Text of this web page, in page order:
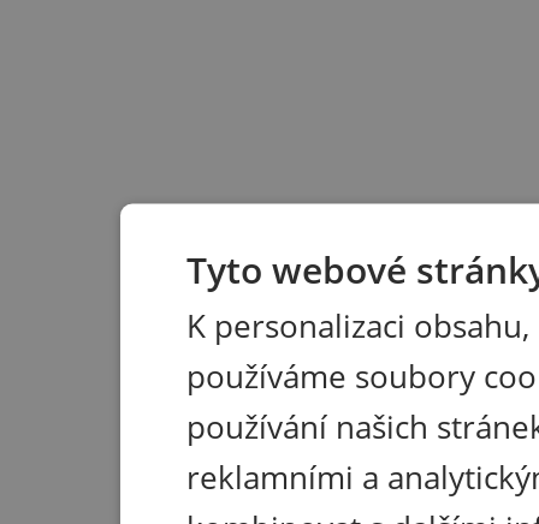
Tyto webové
K personalizaci
používáme soubory
používání našich
reklamními a